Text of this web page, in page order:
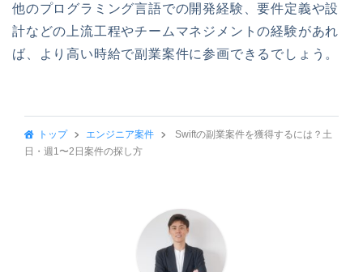
他のプログラミング言語での開発経験、要件定義や設
計などの上流工程やチームマネジメントの経験があれ
ば、より高い時給で副業案件に参画できるでしょう。
トップ エンジニア案件
Swiftの副業案件を獲得するには？土
日・週1〜2日案件の探し方